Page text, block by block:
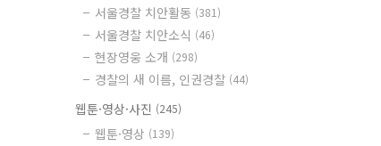
서울경찰 치안활동 (381)
서울경찰 치안소식 (46)
현장영웅 소개 (298)
경찰의 새 이름, 인권경찰 (44)
웹툰·영상·사진 (245)
웹툰·영상 (139)